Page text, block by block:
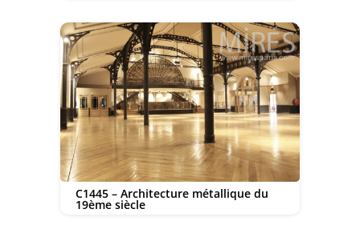
C1445 – Architecture métallique du
19ème siècle